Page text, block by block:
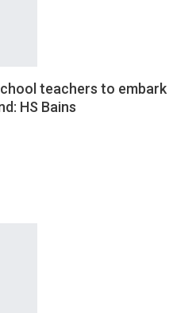
teachers to embark
HS Bains